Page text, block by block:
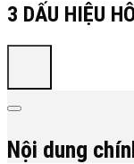
3 DẤU HIỆU
Nội dung